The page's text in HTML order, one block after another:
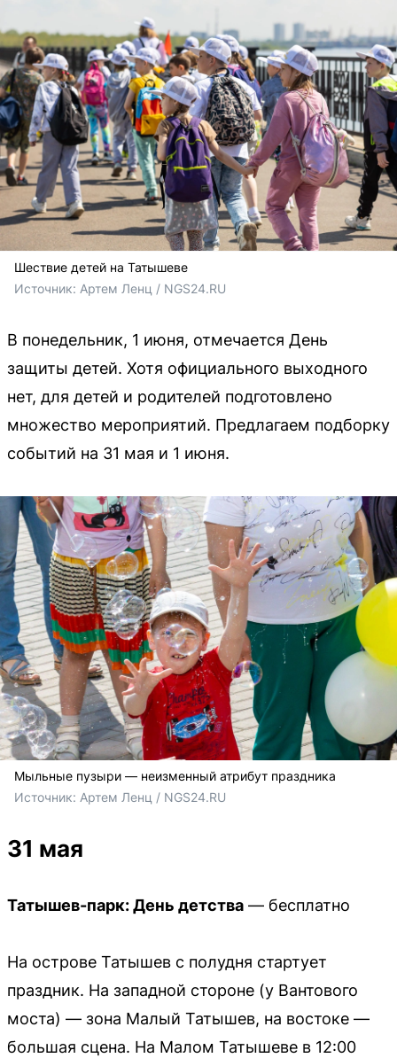
Шествие детей на Татышеве
Источник: Артем Ленц / NGS24.RU
В понедельник, 1 июня, отмечается День
защиты детей. Хотя официального выходного
нет, для детей и родителей подготовлено
множество мероприятий. Предлагаем подборку
событий на 31 мая и 1 июня.
Мыльные пузыри — неизменный атрибут праздника
Источник: Артем Ленц / NGS24.RU
31 мая
Татышев-парк: День детства — бесплатно
На острове Татышев с полудня стартует
праздник. На западной стороне (у Вантового
моста) — зона Малый Татышев, на востоке —
большая сцена. На Малом Татышеве в 12:00